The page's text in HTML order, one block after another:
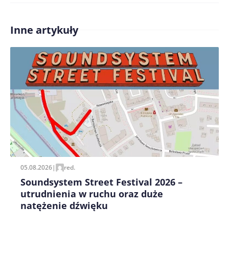
Zapamiętaj moje dane w tej przeglądarce podczas
pisania kolejnych komentarzy.
Inne artykuły
05.08.2026| red.
Soundsystem Street Festival 2026 –
utrudnienia w ruchu oraz duże
natężenie dźwięku